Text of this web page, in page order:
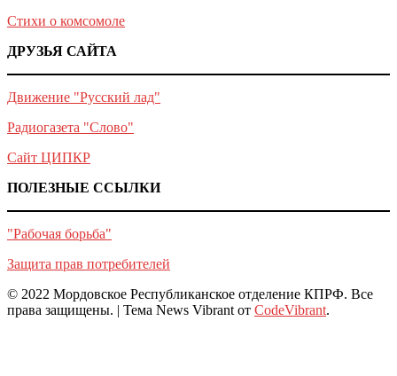
Стихи о комсомоле
ДРУЗЬЯ САЙТА
Движение "Русский лад"
Радиогазета "Слово"
Сайт ЦИПКР
ПОЛЕЗНЫЕ ССЫЛКИ
"Рабочая борьба"
Защита прав потребителей
© 2022 Мордовское Республиканское отделение КПРФ. Все
права защищены. | Тема News Vibrant от CodeVibrant.